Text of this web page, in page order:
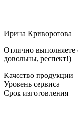
Ирина Криворотова
Отлично выполняете
довольны, респект!)
Качество продукции
Уровень сервиса
Срок изготовления